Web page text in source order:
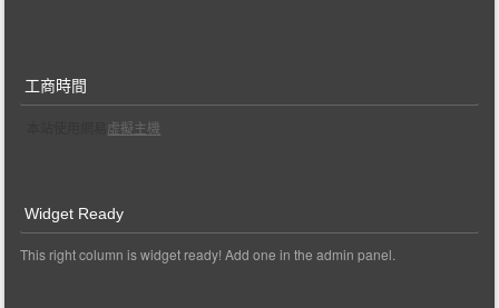
工商時間
虛擬主機
Widget Ready
This right column is widget ready! Add one in the admin panel.